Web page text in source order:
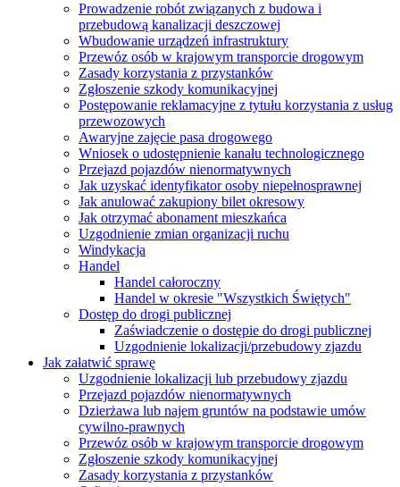
Prowadzenie robót związanych z budowa i
przebudową kanalizacji deszczowej
Wbudowanie urządzeń infrastruktury
Przewóz osób w krajowym transporcie drogowym
Zasady korzystania z przystanków
Zgłoszenie szkody komunikacyjnej
Postępowanie reklamacyjne z tytułu korzystania z usług
przewozowych
Awaryjne zajęcie pasa drogowego
Wniosek o udostępnienie kanału technologicznego
Przejazd pojazdów nienormatywnych
Jak uzyskać identyfikator osoby niepełnosprawnej
Jak anulować zakupiony bilet okresowy
Jak otrzymać abonament mieszkańca
Uzgodnienie zmian organizacji ruchu
Windykacja
Handel
Handel całoroczny
Handel w okresie "Wszystkich Świętych"
Dostęp do drogi publicznej
Zaświadczenie o dostępie do drogi publicznej
Uzgodnienie lokalizacji/przebudowy zjazdu
Jak załatwić sprawę
Uzgodnienie lokalizacji lub przebudowy zjazdu
Przejazd pojazdów nienormatywnych
Dzierżawa lub najem gruntów na podstawie umów
cywilno-prawnych
Przewóz osób w krajowym transporcie drogowym
Zgłoszenie szkody komunikacyjnej
Zasady korzystania z przystanków